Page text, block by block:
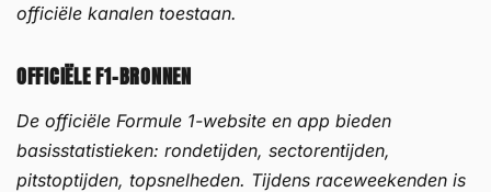
officiële kanalen toestaan.
OFFICIËLE F1-BRONNEN
De officiële Formule 1-website en app bieden
basisstatistieken: rondetijden, sectorentijden,
pitstoptijden, topsnelheden. Tijdens raceweekenden is